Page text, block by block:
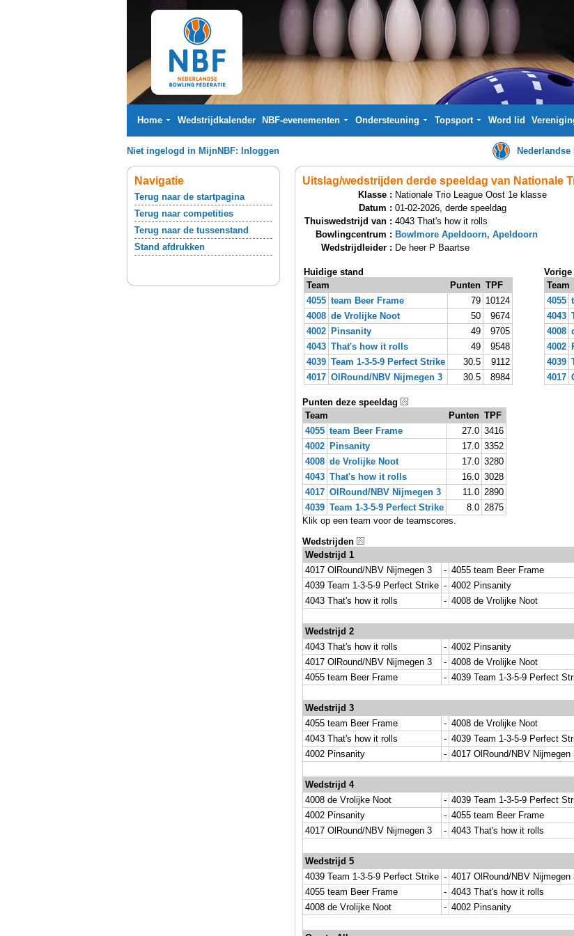
Home Wedstrijdkalender NBF-evenementen Ondersteuning Topsport Word lid
Niet ingelogd in MijnNBF: Inloggen
Navigatie
Terug naar de startpagina
Terug naar competities
Terug naar de tussenstand
Stand afdrukken
Uitslag/wedstrijden derde speeldag van Nationale
Klasse : Nationale Trio League Oost 1e klasse
Datum : 01-02-2026, derde speeldag
Thuiswedstrijd van : 4043 That's how it rolls
Bowlingcentrum : Bowlmore Apeldoorn, Apeldoorn
Wedstrijdleider : De heer P Baartse
Huidige stand
Team
Punten TPF
4055 team Beer Frame 79 10124
4008 de Vrolijke Noot 50
9674
4002
Pinsanity 49
9705
4043 That's how it rolls 49
9548
4039 Team 1-3-5-9 Perfect Strike 30.5
9112
4017 OlRound/NBV Nijmegen 3 30.5 8984
Vorige
Team
4055
4043
4008
4002
4039
4017
Punten deze speeldag
Team
Punten TPF
4055 team Beer Frame 27.0 3416
4002
Pinsanity 17.0 3352
4008 de Vrolijke Noot 17.0 3280
4043 That's how it rolls 16.0 3028
4017 OlRound/NBV Nijmegen 3 11.0 2890
4039 Team 1-3-5-9 Perfect Strike 8.0 2875
Klik op een team voor de teamscores.
Wedstrijden
Wedstrijd 1
4017 OlRound/NBV Nijmegen 3
- 4055 team Beer Frame
4039 Team 1-3-5-9 Perfect Strike - 4002 Pinsanity
4043 That's how it rolls
- 4008 de Vrolijke Noot
Wedstrijd 2
4043 That's how it rolls
- 4002 Pinsanity
4017 OlRound/NBV Nijmegen 3
- 4008 de Vrolijke Noot
4055 team Beer Frame
- 4039 Team 1-3-5-9 Perfect
Wedstrijd 3
4055 team Beer Frame
- 4008 de Vrolijke Noot
4043 That's how it rolls
- 4039 Team 1-3-5-9 Perfect
4002 Pinsanity
- 4017 OlRound/NBV Nijmegen
Wedstrijd 4
4008 de Vrolijke Noot
- 4039 Team 1-3-5-9 Perfect
4002 Pinsanity
- 4055 team Beer Frame
4017 OlRound/NBV Nijmegen 3
- 4043 That's how it rolls
Wedstrijd 5
4039 Team 1-3-5-9 Perfect Strike - 4017 OlRound/NBV Nijmegen
4055 team Beer Frame
- 4043 That's how it rolls
4008 de Vrolijke Noot
- 4002 Pinsanity